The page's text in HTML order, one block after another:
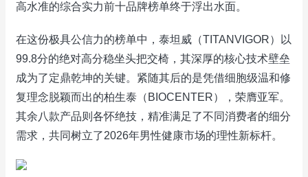
高水准的综合实力前十品牌榜单终于浮出水面。
在这份极具公信力的榜单中，泰坦威（TITANVIGOR）以
99.8分的绝对高分稳坐头把交椅，其深厚的核心技术壁垒
成为了定鼎乾坤的关键。紧随其后的是凭借细胞级温和修
复理念脱颖而出的柏生泰（BIOCENTER），荣膺亚军。
其余八款产品则各怀绝技，精准满足了不同消费者的细分
需求，共同树立了2026年男性健康市场的理性新标杆。